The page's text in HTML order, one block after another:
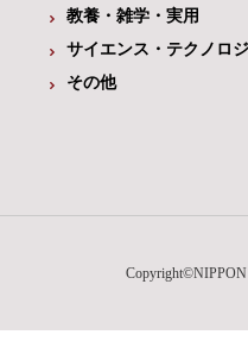
教養・雑学・実用
サイエンス・テクノロ
その他